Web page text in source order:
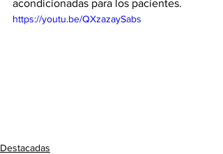
acondicionadas para los pacientes.
https://youtu.be/QXzazaySabs
Destacadas